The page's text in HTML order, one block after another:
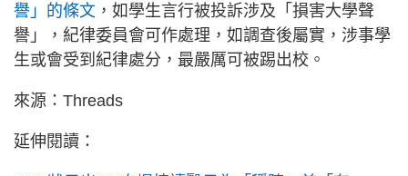
譽」的條文 ，如學生言行被投訴涉及「損害大學聲
譽」，紀律委員會可作處理，如調查後屬實，涉事學
生或會受到紀律處分，最嚴厲可被踢出校。
來源：Threads
延伸閱讀：